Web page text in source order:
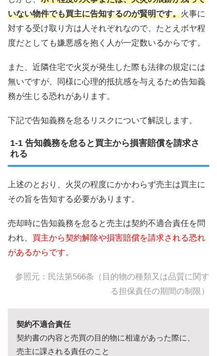
いない物件でも買主に告知するのが賢明です。火事に
対する受け取り方は人それぞれなので、たとえボヤ程
度だとしても嫌悪感を抱く人が一定数いるからです。
また、近隣住宅で火災が発生した際も法律の規定には
無いですが、同様に心理的抵抗感を与えるため告知義
務が生じる恐れがあります。
下記で告知義務を怠るリスクについて解説します。
告知義務を怠ると買主から損害賠償を請求さ
れる
上述のとおり、火災の程度にかかわらず売主は買主に
その旨を告知する必要があります。
売却時に告知義務を怠ると売主は契約不適合責任を問
われ、 買主から契約解除や損害賠償を請求される恐れ
があるからです。
参照元： 民法第566条（目的物の種類又は品質に関す
る担保責任の期間の制限）
契約不適合責任
契約書の内容と売買の目的物に相違があった際に、
売主に課される責任のこと